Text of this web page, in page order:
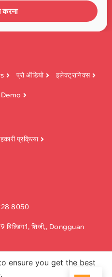
करना
प्रो ऑडियो इलेक्ट्रानिक्स
प्रक्रिया
8050
बिल्डिंग1, शिजी,, Dongguan
ensure you get the best